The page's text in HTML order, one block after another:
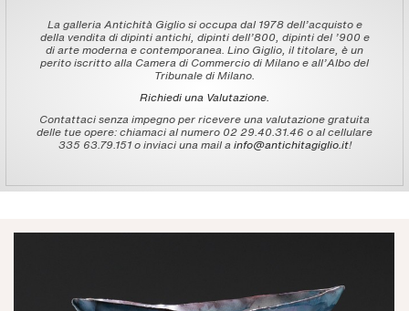
La galleria Antichità Giglio si occupa dal 1978 dell'acquisto e
della vendita di dipinti antichi, dipinti dell'800, dipinti del '900 e
di arte moderna e contemporanea. Lino Giglio, il titolare, è un
perito iscritto alla Camera di Commercio di Milano e all'Albo del
Tribunale di Milano.
Richiedi una Valutazione.
Contattaci senza impegno per ricevere una valutazione gratuita
delle tue opere: chiamaci al numero 02 29.40.31.46 o al cellulare
335 63.79.151 o inviaci una mail a info@antichitagiglio.it!